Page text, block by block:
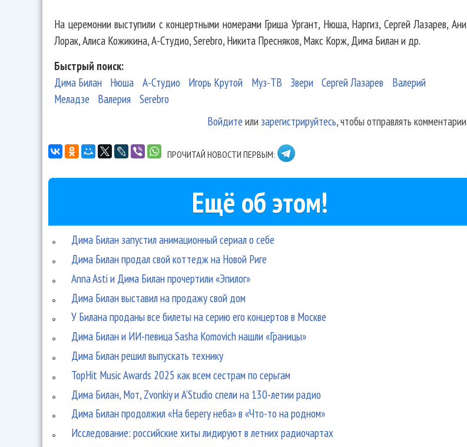
На церемонии выступили с концертными номерами Гриша Ургант, Нюша, Наргиз, Сергей Лазарев, Ани
Лорак, Алиса Кожикина, А-Студио, Serebro, Никита Пресняков, Макс Корж, Дима Билан и др.
Быстрый поиск:
Дима Билан Нюша А-Студио Игорь Крутой Муз-ТВ Звери Сергей Лазарев
Валерий
Меладзе
Валерия Serebro
Войдите или зарегистрируйтесь, чтобы отправлять комментарии
ПРОЧИТАЙ НОВОСТИ ПЕРВЫМ:
Ещё об этом!
Дима Билан запустил анимационный сериал о себе
Дима Билан продал свой коттедж на Новой Риге
Anna Asti и Дима Билан прочертили «Эпилог»
Дима Билан выставил на продажу свой дом
У Билана проданы все билеты на серию его концертов в Москве
Дима Билан и ИИ-певица Sasha Komovich нашли «Границы»
Дима Билан решил выпускать технику
TopHit Music Awards 2025 как всем сестрам по серьгам
Дима Билан, Мот, Zvonkiy и A’Studio спели на 130-летии радио
Дима Билан продолжил «На берегу неба» в «Что-то на родном»
Исследование: российские хиты лидируют в летних радиочартах